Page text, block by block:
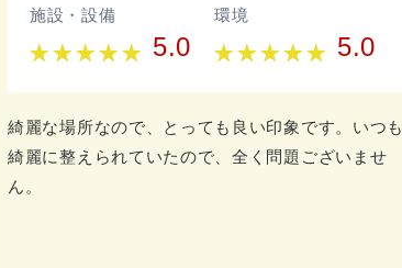
施設・設備
5.0
環境
5.0
綺麗な場所なので、とっても良い印象です。いつも
綺麗に整えられていたので、全く問題ございませ
ん。